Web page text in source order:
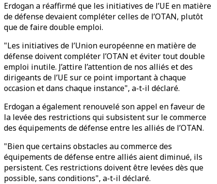
Erdogan a réaffirmé que les initiatives de l’UE en matière
de défense devaient compléter celles de l’OTAN, plutôt
que de faire double emploi.
"Les initiatives de l’Union européenne en matière de
défense doivent compléter l’OTAN et éviter tout double
emploi inutile. J’attire l’attention de nos alliés et des
dirigeants de l’UE sur ce point important à chaque
occasion et dans chaque instance", a-t-il déclaré.
Erdogan a également renouvelé son appel en faveur de
la levée des restrictions qui subsistent sur le commerce
des équipements de défense entre les alliés de l’OTAN.
"Bien que certains obstacles au commerce des
équipements de défense entre alliés aient diminué, ils
persistent. Ces restrictions doivent être levées dès que
possible, sans conditions", a-t-il déclaré.